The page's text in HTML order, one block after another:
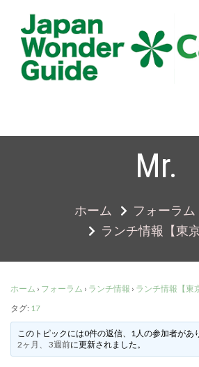
content
「日本のガイドの質を世界一に
Mr.
ホーム フォーラム
ランチ情報【東京
ホーム › フォーラム › ランチ情報 › ランチ情報【東
タグ: 17
このトピックには0件の返信、1人の参加者があ
2ヶ月、 3週前に更新されました。